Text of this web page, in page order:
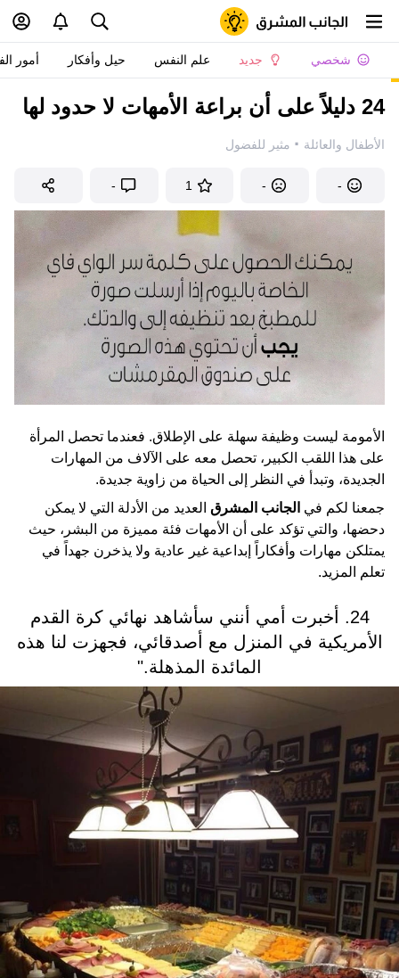
شخصي جديد علم النفس حيل وأفكار أمور
24 دليلاً على أن براعة الأمهات لا حدود لها
الأطفال والعائلة · مثير للفضول
-
-
1
-
الأمومة ليست وظيفة سهلة على الإطلاق. فعندما تحصل المرأة
على هذا اللقب الكبير، تحصل معه على الآلاف من المهارات
الجديدة، وتبدأ في النظر إلى الحياة من زاوية جديدة.
جمعنا لكم في الجانب المشرق العديد من الأدلة التي لا يمكن
دحضها، والتي تؤكد على أن الأمهات فئة مميزة من البشر، حيث
يمتلكن مهارات وأفكاراً إبداعية غير عادية ولا يذخرن جهداً في
تعلم المزيد.
24. أخبرت أمي أنني سأشاهد نهائي كرة القدم
الأمريكية في المنزل مع أصدقائي، فجهزت لنا هذه
المائدة المذهلة."